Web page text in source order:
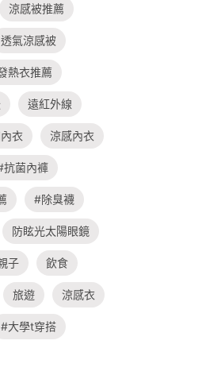
涼感被推薦
透氣涼感被
熱衣推薦
遠紅外線
衣 涼感內衣
抗菌內褲
#除臭襪
防眩光太陽眼鏡
子 飲食
旅遊 涼感衣
#大學t穿搭